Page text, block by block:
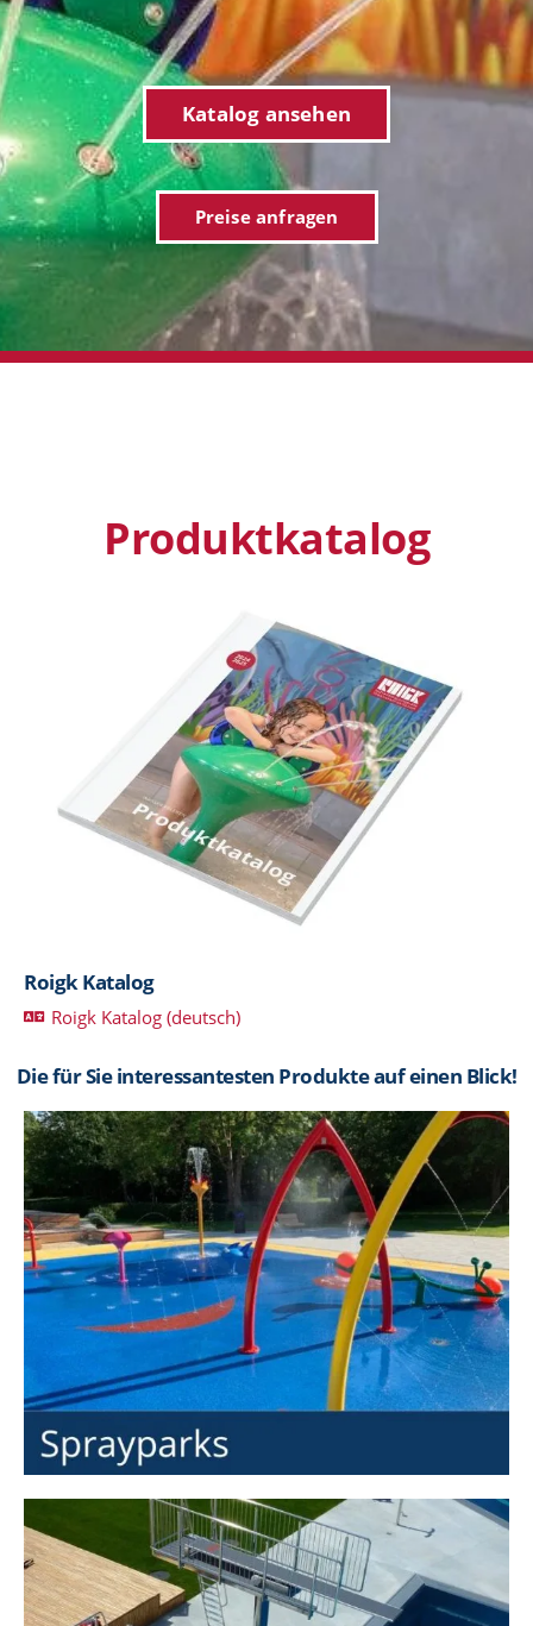
Katalog ansehen
Preise anfragen
Produktkatalog
Roigk Katalog
Roigk Katalog (deutsch)
Die für Sie interessantesten Produkte auf einen Blick!